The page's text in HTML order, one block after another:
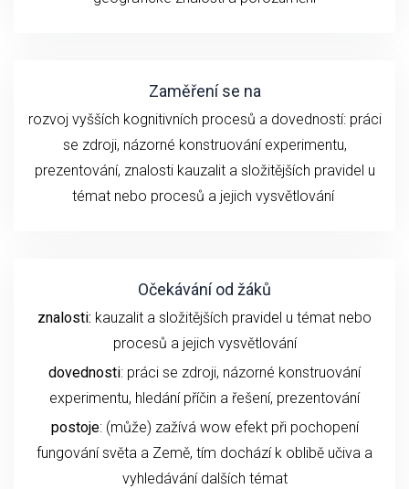
Zaměření se na
rozvoj vyšších kognitivních procesů a dovedností: práci
se zdroji, názorné konstruování experimentu,
prezentování, znalostikauzalit a složitějších pravidel u
témat nebo procesů a jejich vysvětlování
Očekávání od žáků
znalosti: kauzalit a složitějších pravidel u témat nebo
procesů a jejich vysvětlování
dovednosti: práci se zdroji, názorné konstruování
experimentu, hledání příčin a řešení, prezentování
postoje: (může) zažívá wow efekt při pochopení
fungování světa a Země, tím dochází k oblibě učiva a
vyhledávání dalších témat